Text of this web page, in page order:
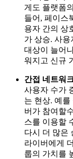
게도 플랫폼
들어, 페이스
용자 간의 상
가 상승. 사
대상이 늘어
워지고 신규
간접 네트워
사용자 수가
는 현상. 예를
버가 참여할
스를 이용할
다시 더 많은
라이버에게
룹의 가치를